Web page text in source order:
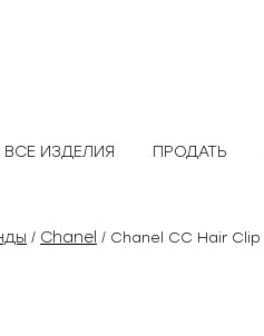
ВСЕ ИЗДЕЛИЯ ПРОДАТЬ
/ Chanel / Chanel CC Hair Clip